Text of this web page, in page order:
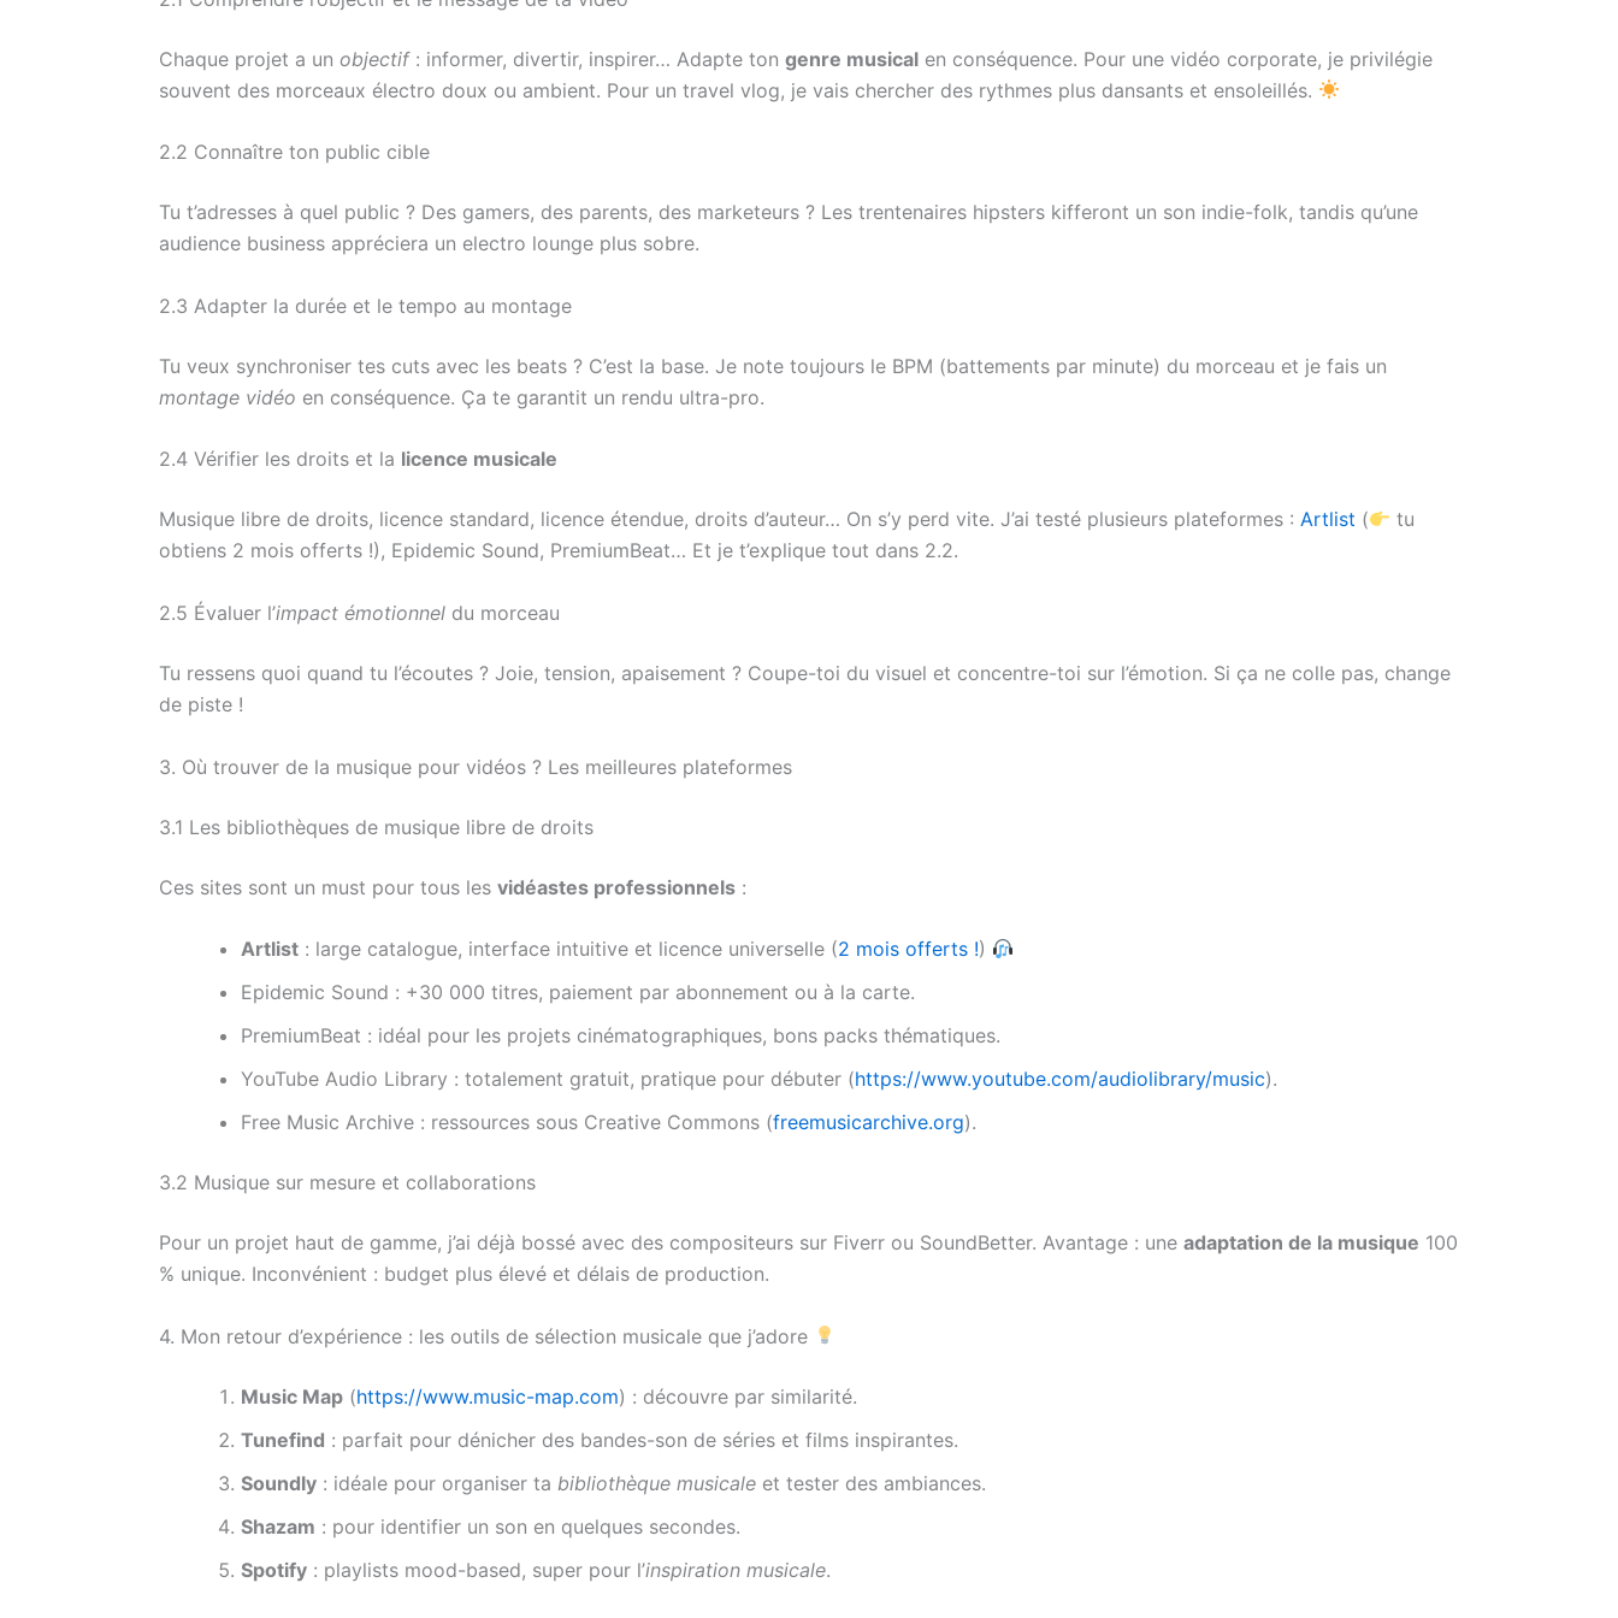
Chaque projet a un objectif: informer, divertir, inspirer… Adapte ton genre musical en conséquence. Pour une vidéo corporate, je privilégie
souvent des morceaux électro doux ou ambient. Pour un travel vlog, je vais chercher des rythmes plus dansants et ensoleillés.
2.2 Connaître ton public cible
Tu t’adresses à quel public ? Des gamers, des parents, des marketeurs ? Les trentenaires hipsters kifferont un son indie-folk, tandis qu’une
audience business appréciera un electro lounge plus sobre.
2.3 Adapter la durée et le tempo au montage
Tu veux synchroniser tes cuts avec les beats ? C’est la base. Je note toujours le BPM (battements par minute) du morceau et je fais un
montage vidéo en conséquence. Ça te garantit un rendu ultra-pro.
2.4 Vérifier les droits et la licence musicale
Musique libre de droits, licence standard, licence étendue, droits d’auteur… On s’y perd vite. J’ai testé plusieurs plateformes : Artlist (
tu
obtiens 2 mois offerts !), Epidemic Sound, PremiumBeat… Et je t’explique tout dans 2.2.
2.5 Évaluer l’impact émotionnel du morceau
Tu ressens quoi quand tu l’écoutes ? Joie, tension, apaisement ? Coupe-toi du visuel et concentre-toi sur l’émotion. Si ça ne colle pas, change
de piste !
3. Où trouver de la musique pour vidéos ? Les meilleures plateformes
3.1 Les bibliothèques de musique libre de droits
Ces sites sont un must pour tous les vidéastes professionnels :
Artlist : large catalogue, interface intuitive et licence universelle (2 mois offerts !)
Epidemic Sound : +30 000 titres, paiement par abonnement ou à la carte.
PremiumBeat : idéal pour les projets cinématographiques, bons packs thématiques.
YouTube Audio Library : totalement gratuit, pratique pour débuter (https://www.youtube.com/audiolibrary/music).
Free Music Archive : ressources sous Creative Commons (freemusicarchive.org).
3.2 Musique sur mesure et collaborations
Pour un projet haut de gamme, j’ai déjà bossé avec des compositeurs sur Fiverr ou SoundBetter. Avantage : une adaptation de la musique 100
% unique. Inconvénient : budget plus élevé et délais de production.
4. Mon retour d’expérience : les outils de sélection musicale que j’adore
Music Map (https://www.music-map.com) : découvre par similarité.
Tunefind : parfait pour dénicher des bandes-son de séries et films inspirantes.
Soundly : idéale pour organiser ta bibliothèque musicale et tester des ambiances.
Shazam : pour identifier un son en quelques secondes.
Spotify : playlists mood-based, super pour l’inspiration musicale.